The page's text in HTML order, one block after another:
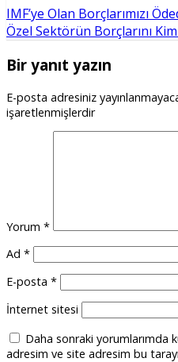
IMF’ye Olan Borçlarımızı
Özel Sektörün Borçlarını
Bir yanıt yazın
E-posta adresiniz
işaretlenmişlerdir
Yorum *
Ad *
E-posta *
İnternet sitesi
Daha sonraki yorumlarımda
adresim ve site adresim bu